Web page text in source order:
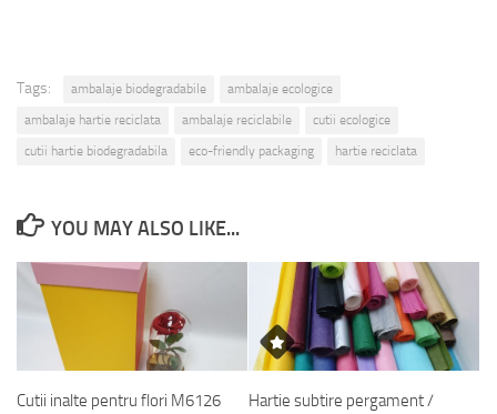
Tags: ambalaje biodegradabile
ambalaje ecologice
ambalaje hartie reciclata
ambalaje reciclabile
cutii ecologice
cutii hartie biodegradabila
eco-friendly packaging hartie reciclata
YOU MAY ALSO LIKE...
Cutii inalte pentru flori M6126
Hartie subtire pergament /